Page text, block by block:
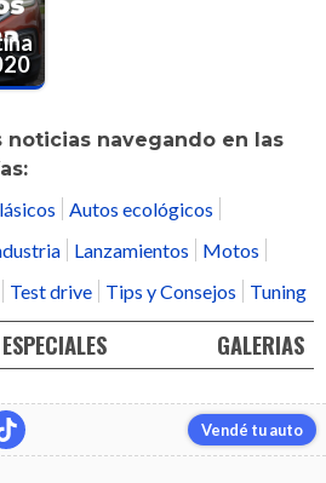
noticias navegando en las
Autos ecológicos
Lanzamientos
Motos
Test drive Tips y Consejos Tuning
ESPECIALES GALERIAS
Vendé tu auto